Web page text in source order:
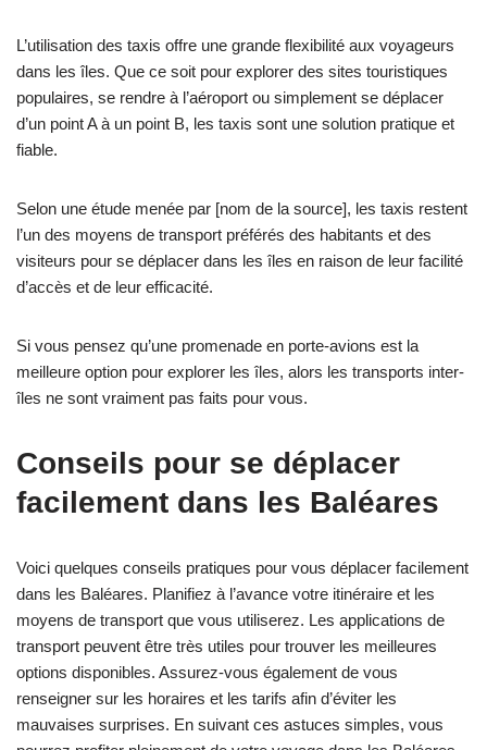
L’utilisation des taxis offre une grande flexibilité aux voyageurs
dans les îles. Que ce soit pour explorer des sites touristiques
populaires, se rendre à l’aéroport ou simplement se déplacer
d’un point A à un point B, les taxis sont une solution pratique et
fiable.
Selon une étude menée par [nom de la source], les taxis restent
l’un des moyens de transport préférés des habitants et des
visiteurs pour se déplacer dans les îles en raison de leur facilité
d’accès et de leur efficacité.
Si vous pensez qu’une promenade en porte-avions est la
meilleure option pour explorer les îles, alors les transports inter-
îles ne sont vraiment pas faits pour vous.
Conseils pour se déplacer
facilement dans les Baléares
Voici quelques conseils pratiques pour vous déplacer facilement
dans les Baléares. Planifiez à l’avance votre itinéraire et les
moyens de transport que vous utiliserez. Les applications de
transport peuvent être très utiles pour trouver les meilleures
options disponibles. Assurez-vous également de vous
renseigner sur les horaires et les tarifs afin d’éviter les
mauvaises surprises. En suivant ces astuces simples, vous